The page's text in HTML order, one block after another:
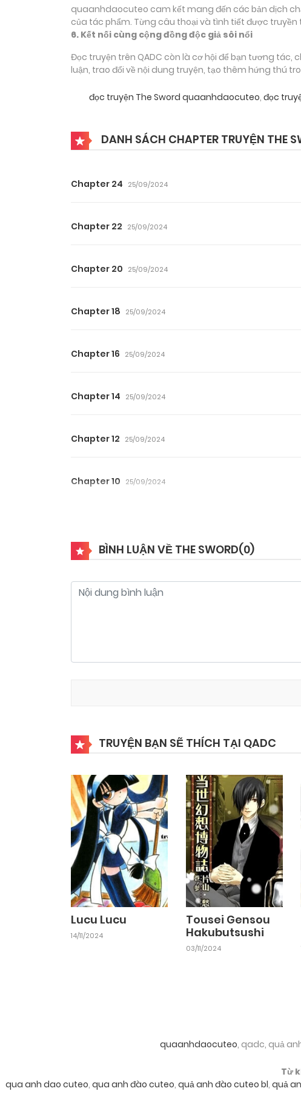
quaanhdaocuteo cam kết mang đến các bản dịch
của tác phẩm. Từng câu thoại và tình tiết được
6. Kết nối cùng cộng đồng độc giả sôi nổi
Đọc truyện trên QADC còn là cơ hội để bạn tương
luận, trao đổi về nội dung truyện, tạo thêm hứng thú
đọc truyện The Sword quaanhdaocuteo, đọc
DANH SÁCH CHAPTER TRUYỆN THE
Chapter 24 25/09/2024
Chapter 22 25/09/2024
Chapter 20 25/09/2024
Chapter 18 25/09/2024
Chapter 16 25/09/2024
Chapter 14 25/09/2024
Chapter 12 25/09/2024
Chapter 10 25/09/2024
BÌNH LUẬN VỀ THE SWORD(0)
TRUYỆN BẠN SẼ THÍCH TẠI QADC
Lucu Lucu
14/11/2024
Tousei Gensou
Hakubutsushi
03/11/2024
quaanhdaocuteo, qadc, quả
Từ
qua anh dao cuteo, qua anh đào cuteo, quả anh đào cuteo bl, quả